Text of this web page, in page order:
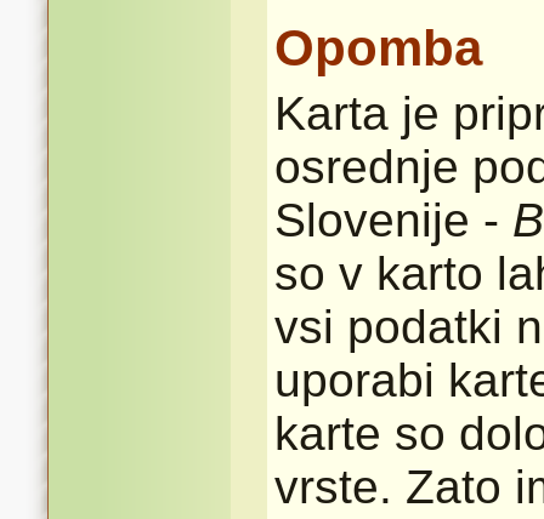
Opomba
Karta je
osrednje
Slovenije -
so v karto
vsi podatki
uporabi
karte so
vrste. Zato